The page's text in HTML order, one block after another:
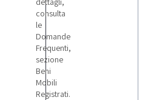
consulta
le
Domande
Frequenti,
sezione
Beni
Mobili
Registrati.